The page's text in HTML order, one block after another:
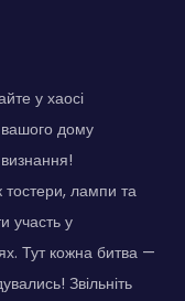
у хаосі
вашого дому
тостери, лампи та
участь у
Тут кожна битва —
Звільніть